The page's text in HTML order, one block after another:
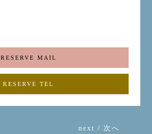
RESERVE MAIL
RESERVE TEL
next / 次へ